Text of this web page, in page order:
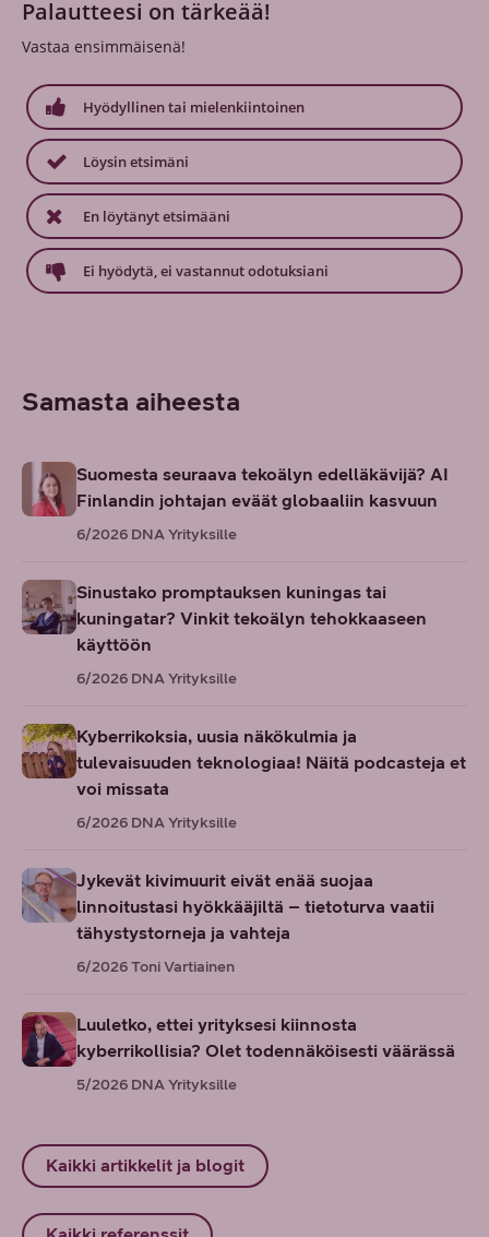
Palautteesi on tärkeää!
Vastaa ensimmäisenä!
Hyödyllinen tai mielenkiintoinen
Löysin etsimäni
En löytänyt etsimääni
Ei hyödytä, ei vastannut odotuksiani
Samasta aiheesta
Suomesta seuraava tekoälyn edelläkävijä? AI
Finlandin johtajan eväät globaaliin kasvuun
6/2026 DNA Yrityksille
Sinustako promptauksen kuningas tai
kuningatar? Vinkit tekoälyn tehokkaaseen
käyttöön
6/2026 DNA Yrityksille
Kyberrikoksia, uusia näkökulmia ja
tulevaisuuden teknologiaa! Näitä podcasteja et
voi missata
6/2026 DNA Yrityksille
Jykevät kivimuurit eivät enää suojaa
linnoitustasi hyökkääjiltä – tietoturva vaatii
tähystystorneja ja vahteja
6/2026Toni Vartiainen
Luuletko, ettei yrityksesi kiinnosta
kyberrikollisia? Olet todennäköisesti väärässä
5/2026 DNA Yrityksille
Kaikki artikkelit ja blogit